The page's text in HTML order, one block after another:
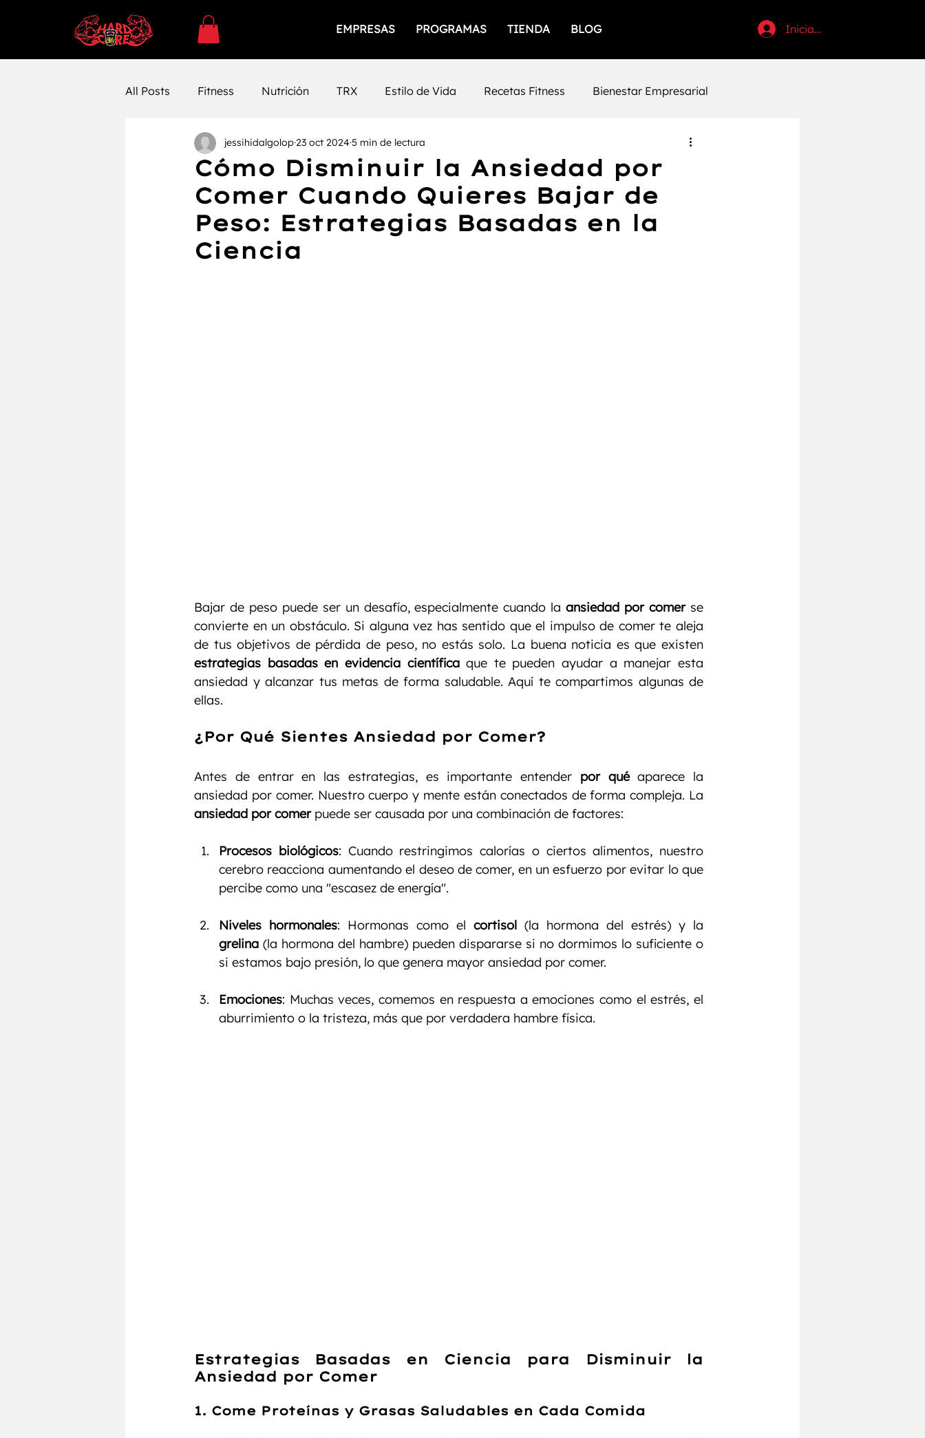
EMPRESAS PROGRAMAS TIENDA BLOG Iniciar sesión
All Posts Fitness Nutrición TRX Estilo de Vida Recetas Fitness Bienestar Empresarial
SUPLEMENTACÓN Ejercicios Empresas Saludables
Entrenamiento Entrenamiento Femenino Salud gimnasios San Luis Potosi
Farmacología Bienestar Mental
Cómo Disminuir la Ansiedad por
Comer Cuando Quieres Bajar de
Peso: Estrategias Basadas en la
Ciencia
jessihidalgolop23 oct 2024 5 min de lectura
Bajar de peso puede ser un desafío, especialmente cuando la ansiedad por comer se
convierte en un obstáculo. Si alguna vez has sentido que el impulso de comer te aleja
estrategias basadas en evidencia científica que te pueden ayudar a manejar esta
ansiedad y alcanzar tus metas de forma saludable. Aquí te compartimos algunas de
ellas.
¿Por Qué Sientes Ansiedad por Comer?
Antes de entrar en las estrategias, es importante entender por qué aparece la
ansiedad por comer puede ser causada por una combinación de factores:
Procesos biológicos: Cuando restringimos calorías o ciertos alimentos, nuestro
cerebro reacciona aumentando el deseo de comer, en un esfuerzo por evitar lo que
percibe como una "escasez de energía".
Niveles hormonales: Hormonas como el cortisol
grelina (la hormona del hambre) pueden dispararse si no dormimos lo suficiente o
si estamos bajo presión, lo que genera mayor ansiedad por comer.
Emociones: Muchas veces, comemos en respuesta a emociones como el estrés, el
aburrimiento o la tristeza, más que por verdadera hambre física.
Estrategias Basadas en Ciencia para Disminuir la
Ansiedad por Comer
1. Come Proteínas y Grasas Saludables en Cada Comida